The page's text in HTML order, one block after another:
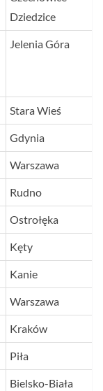
Dziedzice
Jelenia Góra
Stara Wieś
Gdynia
Warszawa
Rudno
Ostrołęka
Kęty
Kanie
Warszawa
Kraków
Piła
Bielsko-Biała